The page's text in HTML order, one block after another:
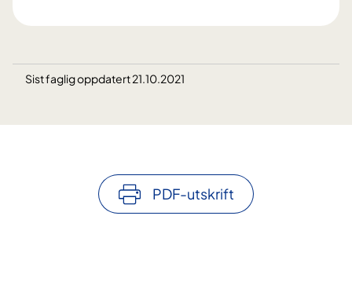
Sist faglig oppdatert 21.10.2021
PDF-utskrift